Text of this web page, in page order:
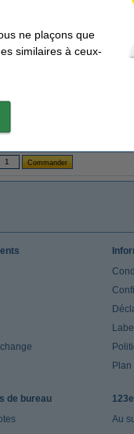
papier mat d'archivage
Plan
de bureau
Au
ne plaçons que
similaires à ceux-